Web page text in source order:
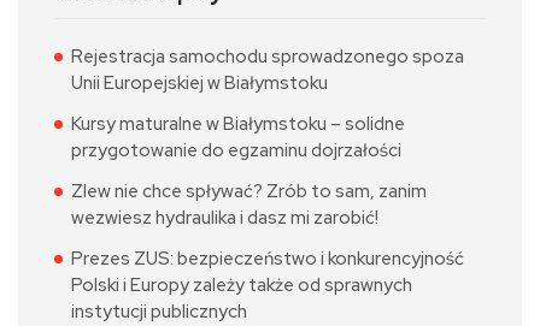
Rejestracja samochodu sprowadzonego spoza
Unii Europejskiej w Białymstoku
Kursy maturalne w Białymstoku – solidne
przygotowanie do egzaminu dojrzałości
Zlew nie chce spływać? Zrób to sam, zanim
wezwiesz hydraulika i dasz mi zarobić!
Prezes ZUS: bezpieczeństwo i konkurencyjność
Polski i Europy zależy także od sprawnych
instytucji publicznych